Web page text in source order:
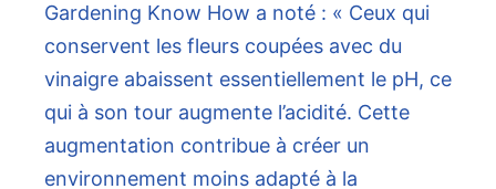
Gardening Know How a noté : « Ceux qui
conservent les fleurs coupées avec du
vinaigre abaissent essentiellement le pH, ce
qui à son tour augmente l’acidité. Cette
augmentation contribue à créer un
environnement moins adapté à la